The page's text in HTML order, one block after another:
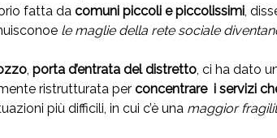
fatta da comuni piccoli e piccolissimi,
le maglie della rete sociale
, porta d’entrata del distretto, ci ha dato
ristrutturata per concentrare i servizi
più difficili, in cui c’è una maggior